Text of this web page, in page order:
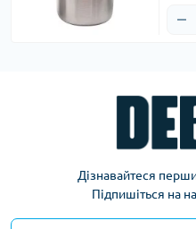
Дізнавайтеся
Підпишіться на